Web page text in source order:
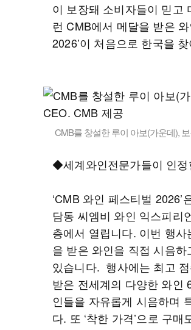
이 보장돼 소비자들이 믿고
런 CMB에서 메달을 받은
2026’이 처음으로 한국을
CMB를 창설한 루이 아보(가운데),
◆세계와인전문가들이 인정
‘CMB 와인 페스티벌
담동 씨엠비 와인 익스피리
층에서 열립니다. 이번 행
을 받은 와인을 직접 시음
있습니다. 행사에는 최고
받은 전세계의 다양한 와인
인들을 자유롭게 시음하며
다. 또 ‘착한 가격’으로 구